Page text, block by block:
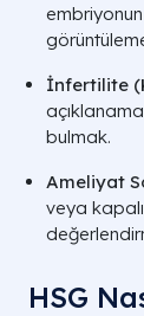
İnfertilite
bulmak.
Ameliyat
veya
HSG